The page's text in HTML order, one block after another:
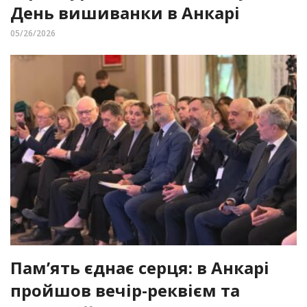
День вишиванки в Анкарі
05/26/2026
Пам’ять єднає серця: в Анкарі
пройшов вечір-реквієм та